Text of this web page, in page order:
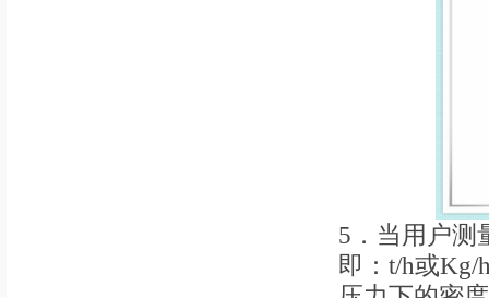
5．当用户测
即：t/h或Kg/